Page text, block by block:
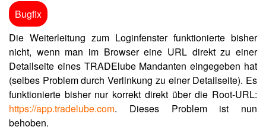
Bugfix
Die Weiterleitung zum Loginfenster funktionierte bisher
nicht, wenn man im Browser eine URL direkt zu einer
Detailseite eines TRADElube Mandanten eingegeben hat
(selbes Problem durch Verlinkung zu einer Detailseite). Es
funktionierte bisher nur korrekt direkt über die Root-URL:
https://app.tradelube.com. Dieses Problem ist nun
behoben.